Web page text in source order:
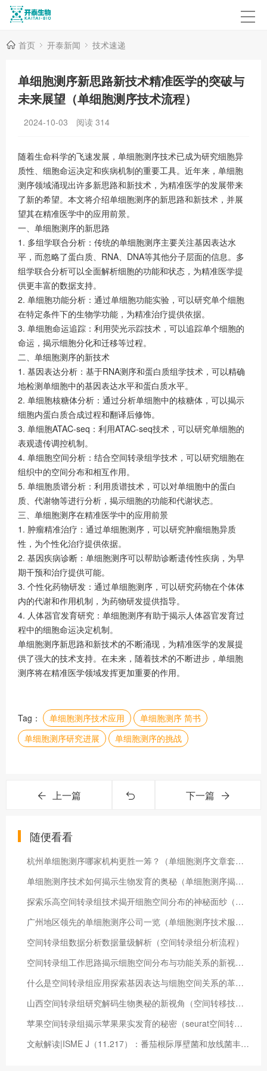
首页 开泰新闻 技术速递
单细胞测序新思路新技术精准医学的突破与
未来展望（单细胞测序技术流程）
2024-10-03 阅读 314
随着生命科学的飞速发展，单细胞测序技术已成为研究细胞异
质性、细胞命运决定和疾病机制的重要工具。近年来，单细胞
测序领域涌现出许多新思路和新技术，为精准医学的发展带来
了新的希望。本文将介绍单细胞测序的新思路和新技术，并展
望其在精准医学中的应用前景。
一、单细胞测序的新思路
1. 多组学联合分析：传统的单细胞测序主要关注基因表达水
平，而忽略了蛋白质、RNA、DNA等其他分子层面的信息。多
组学联合分析可以全面解析细胞的功能和状态，为精准医学提
供更丰富的数据支持。
2. 单细胞功能分析：通过单细胞功能实验，可以研究单个细胞
在特定条件下的生物学功能，为精准治疗提供依据。
3. 单细胞命运追踪：利用荧光示踪技术，可以追踪单个细胞的
命运，揭示细胞分化和迁移等过程。
二、单细胞测序的新技术
1. 基因表达分析：基于RNA测序和蛋白质组学技术，可以精确
地检测单细胞中的基因表达水平和蛋白质水平。
2. 单细胞核糖体分析：通过分析单细胞中的核糖体，可以揭示
细胞内蛋白质合成过程和翻译后修饰。
3. 单细胞ATAC-seq：利用ATAC-seq技术，可以研究单细胞的
表观遗传调控机制。
4. 单细胞空间分析：结合空间转录组学技术，可以研究细胞在
组织中的空间分布和相互作用。
5. 单细胞质谱分析：利用质谱技术，可以对单细胞中的蛋白
质、代谢物等进行分析，揭示细胞的功能和代谢状态。
三、单细胞测序在精准医学中的应用前景
1. 肿瘤精准治疗：通过单细胞测序，可以研究肿瘤细胞异质
性，为个性化治疗提供依据。
2. 基因疾病诊断：单细胞测序可以帮助诊断遗传性疾病，为早
期干预和治疗提供可能。
3. 个性化药物研发：通过单细胞测序，可以研究药物在个体体
内的代谢和作用机制，为药物研发提供指导。
4. 人体器官发育研究：单细胞测序有助于揭示人体器官发育过
程中的细胞命运决定机制。
单细胞测序新思路和新技术的不断涌现，为精准医学的发展提
供了强大的技术支持。在未来，随着技术的不断进步，单细胞
测序将在精准医学领域发挥更加重要的作用。
Tag： 单细胞测序技术应用
单细胞测序 简书
单细胞测序研究进展
单细胞测序的挑战
上一篇 下一篇
随便看看
杭州单细胞测序哪家机构更胜一筹？（单细胞测序文章套路）
单细胞测序技术如何揭示生物发育的奥秘（单细胞测序揭示发育的特点）
探索乐高空间转录组技术揭开细胞空间分布的神秘面纱（乐高空间站21321）
广州地区领先的单细胞测序公司一览（单细胞测序技术服务）
空间转录组数据分析数据量级解析（空间转录组分析流程）
空间转录组工作思路揭示细胞空间分布与功能关系的新视角（空间转录组技术）
什么是空间转录组应用探索基因表达与细胞空间关系的革命性技术（空间转录组学 综述）
山西空间转录组研究解码生物奥秘的新视角（空间转移技术是什么）
苹果空间转录组揭示苹果果实发育的秘密（seurat空间转录组）
文献解读|ISME J（11.217）：番茄根际厚壁菌和放线菌丰度的干扰导致青枯病的发生